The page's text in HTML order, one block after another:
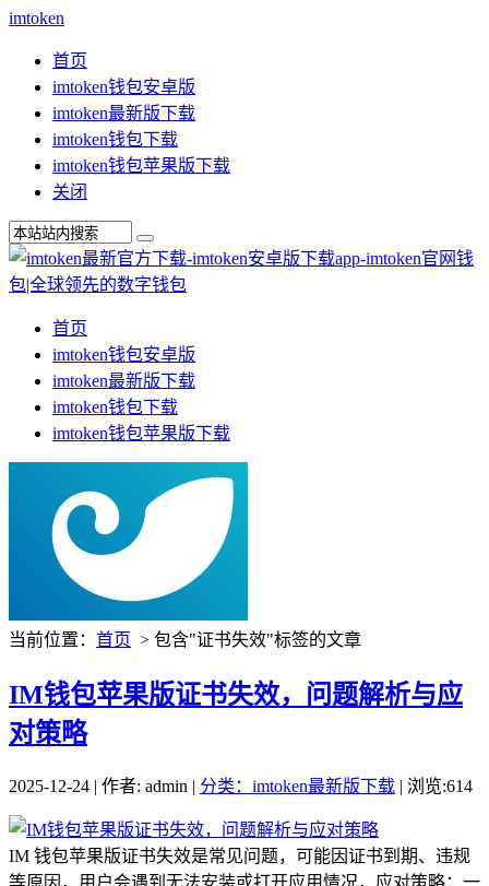
imtoken
首页
imtoken钱包安卓版
imtoken最新版下载
imtoken钱包下载
imtoken钱包苹果版下载
关闭
首页
imtoken钱包安卓版
imtoken最新版下载
imtoken钱包下载
imtoken钱包苹果版下载
当前位置： 首页 > 包含"证书失效"标签的文章
IM钱包苹果版证书失效，问题解析与应
对策略
2025-12-24 | 作者: admin | 分类：imtoken最新版下载 | 浏览:614
IM 钱包苹果版证书失效是常见问题，可能因证书到期、违规
等原因，用户会遇到无法安装或打开应用情况，应对策略：一